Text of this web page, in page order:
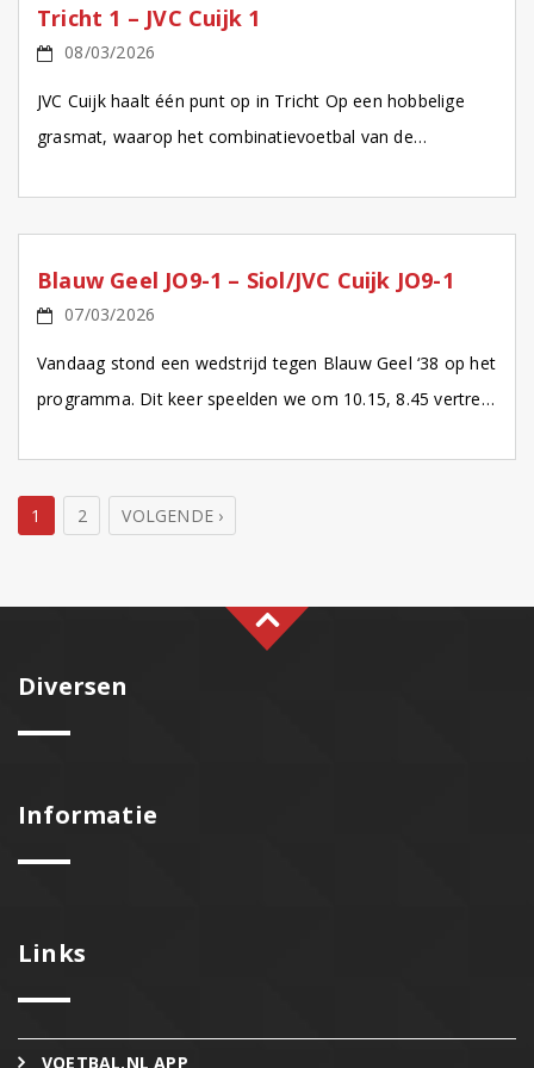
Tricht 1 – JVC Cuijk 1
08/03/2026
JVC Cuijk haalt één punt op in Tricht Op een hobbelige
grasmat, waarop het combinatievoetbal van de
Blauw Geel JO9-1 – Siol/JVC Cuijk JO9-1
07/03/2026
Vandaag stond een wedstrijd tegen Blauw Geel ‘38 op het
programma. Dit keer speelden we om 10.15, 8.45 vertrek
1 2 VOLGENDE ›
Diversen
Informatie
Links
VOETBAL.NL APP